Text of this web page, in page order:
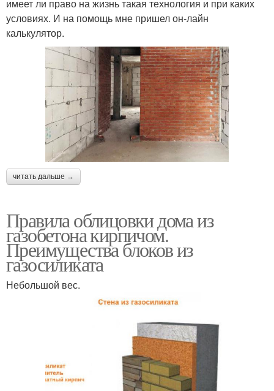
имеет ли право на жизнь такая технология и при каких
условиях. И на помощь мне пришел он-лайн
калькулятор.
читать дальше →
Правила облицовки дома из
газобетона кирпичом.
Преимущества блоков из
газосиликата
Небольшой вес.